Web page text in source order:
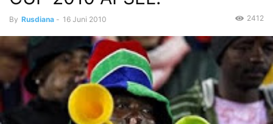
By Rusdiana - 16 Juni 2010 2412